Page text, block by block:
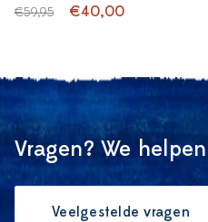
€59,95 €40,00
Vragen? We
Veelgestelde vragen